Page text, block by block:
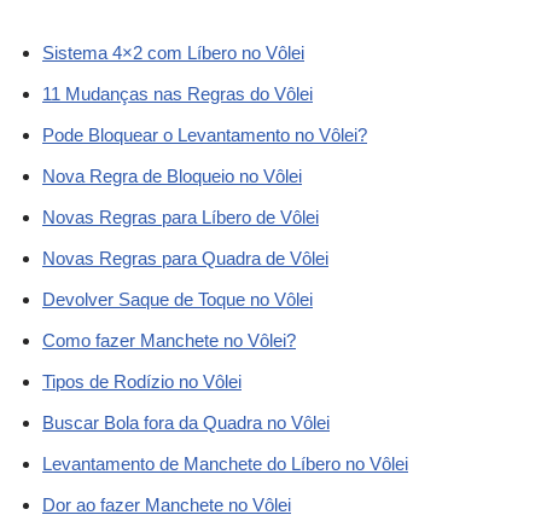
Sistema 4×2 com Líbero no Vôlei
11 Mudanças nas Regras do Vôlei
Pode Bloquear o Levantamento no Vôlei?
Nova Regra de Bloqueio no Vôlei
Novas Regras para Líbero de Vôlei
Novas Regras para Quadra de Vôlei
Devolver Saque de Toque no Vôlei
Como fazer Manchete no Vôlei?
Tipos de Rodízio no Vôlei
Buscar Bola fora da Quadra no Vôlei
Levantamento de Manchete do Líbero no Vôlei
Dor ao fazer Manchete no Vôlei